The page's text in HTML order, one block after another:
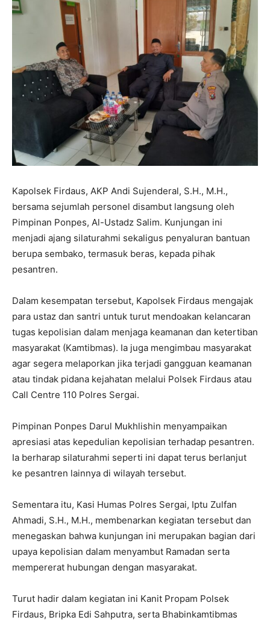
Kapolsek Firdaus, AKP Andi Sujenderal, S.H., M.H.,
bersama sejumlah personel disambut langsung oleh
Pimpinan Ponpes, Al-Ustadz Salim. Kunjungan ini
menjadi ajang silaturahmi sekaligus penyaluran bantuan
berupa sembako, termasuk beras, kepada pihak
pesantren.
Dalam kesempatan tersebut, Kapolsek Firdaus mengajak
para ustaz dan santri untuk turut mendoakan kelancaran
tugas kepolisian dalam menjaga keamanan dan ketertiban
masyarakat (Kamtibmas). Ia juga mengimbau masyarakat
agar segera melaporkan jika terjadi gangguan keamanan
atau tindak pidana kejahatan melalui Polsek Firdaus atau
Call Centre 110 Polres Sergai.
Pimpinan Ponpes Darul Mukhlishin menyampaikan
apresiasi atas kepedulian kepolisian terhadap pesantren.
Ia berharap silaturahmi seperti ini dapat terus berlanjut
ke pesantren lainnya di wilayah tersebut.
Sementara itu, Kasi Humas Polres Sergai, Iptu Zulfan
Ahmadi, S.H., M.H., membenarkan kegiatan tersebut dan
menegaskan bahwa kunjungan ini merupakan bagian dari
upaya kepolisian dalam menyambut Ramadan serta
mempererat hubungan dengan masyarakat.
Turut hadir dalam kegiatan ini Kanit Propam Polsek
Firdaus, Bripka Edi Sahputra, serta Bhabinkamtibmas